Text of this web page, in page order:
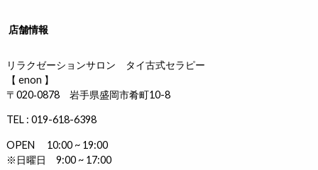
店舗情報
リラクゼーションサロン タイ古式セラピー
【 enon 】
〒020‐0878 岩手県盛岡市肴町10-8
TEL : 019-618-6398
OPEN 10:00 ~ 19:00
※日曜日 9:00 ~ 17:00